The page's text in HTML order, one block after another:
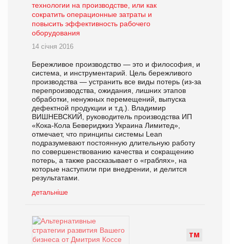
технологии на производстве, или как
сократить операционные затраты и
повысить эффективность рабочего
оборудования
14 січня 2016
Бережливое производство — это и философия, и
система, и инструментарий. Цель бережливого
производства — устранить все виды потерь (из-за
перепроизводства, ожидания, лишних этапов
обработки, ненужных перемещений, выпуска
дефектной продукции и т.д.). Владимир
ВИШНЕВСКИЙ, руководитель производства ИП
«Кока-Кола Бевериджиз Украина Лимитед»,
отмечает, что принципы системы Lean
подразумевают постоянную длительную работу
по совершенствованию качества и сокращению
потерь, а также рассказывает о «граблях», на
которые наступили при внедрении, и делится
результатами.
детальніше
ТМ